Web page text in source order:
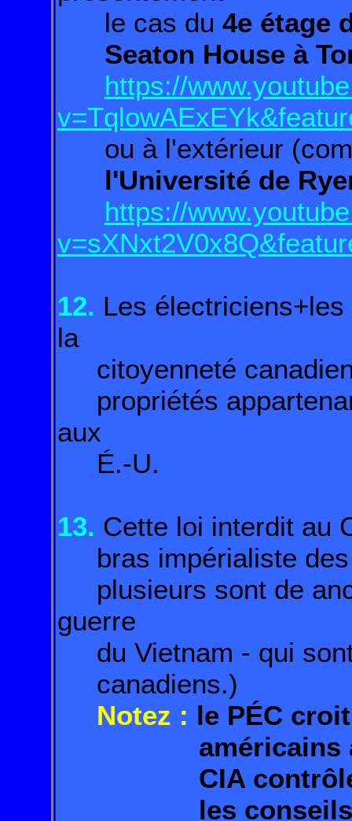
le cas du 4e étage
Seaton House à
https://
ou à l'extérieur
l'Université de
https://
12. Les
la
citoyenneté
propriétés
aux
É.-U.
13. Cette loi interdit au
bras impérialiste des
plusieurs sont de
guerre
du Vietnam - qui
canadiens.)
Notez : le PÉC
américains
CIA contrôlent
les conseils